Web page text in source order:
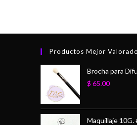
Productos Mejor
Brocha para
$ 65.00
Maquillaje 10G.